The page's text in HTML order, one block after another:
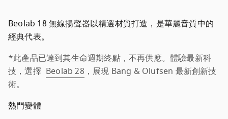
Beolab 18 無線揚聲器以精選材質打造，是華麗音質中的
經典代表。
*此產品已達到其生命週期終點，不再供應。體驗最新科
技，選擇 Beolab 28 ，展現 Bang & Olufsen 最新創新技
術。
熱門變體